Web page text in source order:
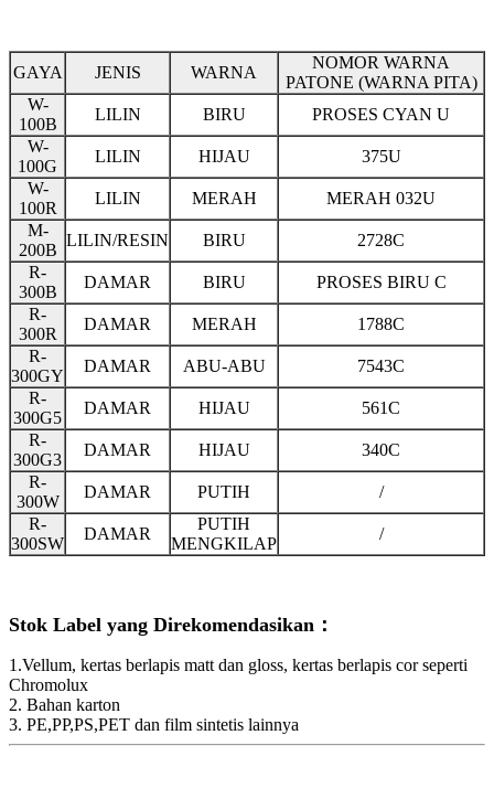
GAYA JENIS WARNA
NOMOR WARNA
PATONE (WARNA PITA)
W-
100B
LILIN BIRU
PROSES CYAN U
W-
100G
LILIN HIJAU
375U
W-
100R
LILIN MERAH
MERAH 032U
M-
200B
LILIN/RESIN BIRU
2728C
R-
300B
DAMAR BIRU
PROSES BIRU C
R-
300R
DAMAR MERAH
1788C
R-
300GY
DAMAR ABU-ABU
7543C
R-
300G5
DAMAR HIJAU
561C
R-
300G3
DAMAR HIJAU
340C
R-
300W
DAMAR PUTIH
/
R-
300SW
DAMAR
PUTIH
MENGKILAP
/
Stok Label yang Direkomendasikan：
1.Vellum, kertas berlapis matt dan gloss, kertas berlapis cor seperti
Chromolux
2. Bahan karton
3. PE,PP,PS,PET dan film sintetis lainnya